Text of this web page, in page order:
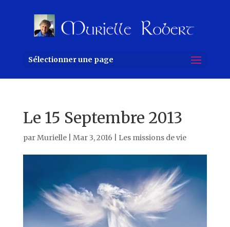
Sélectionner une page
Le 15 Septembre 2013
parMurielle| Mar 3, 2016 Les missions de vie